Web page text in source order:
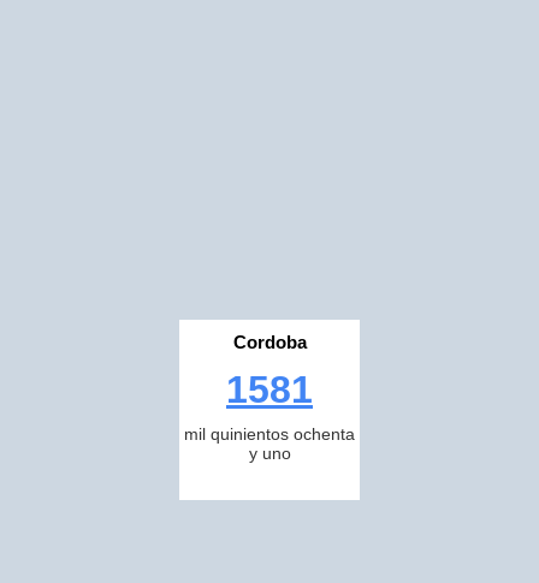
Cordoba
1581
mil quinientos ochenta
y uno